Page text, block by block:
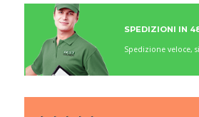
SPEDIZIONI IN
Spedizione veloce,